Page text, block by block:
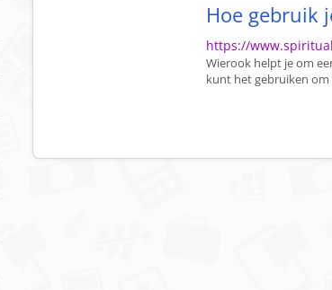
Hoe gebruik
https://
Wierook helpt je om
kunt het gebruiken om